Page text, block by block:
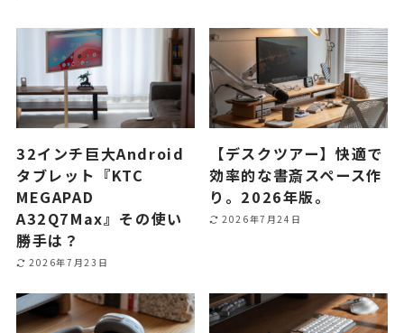
32インチ巨大Android
タブレット『KTC
MEGAPAD
A32Q7Max』その使い
勝手は？
2026年7月23日
【デスクツアー】快適で
効率的な書斎スペース作
り。2026年版。
2026年7月24日